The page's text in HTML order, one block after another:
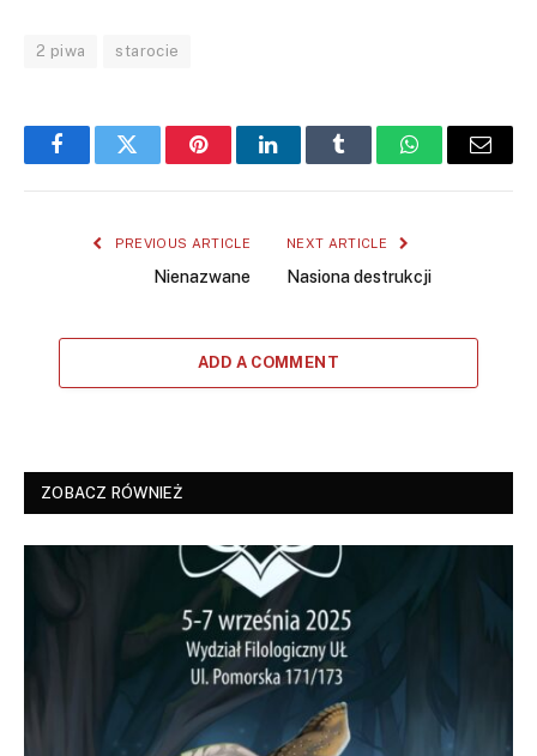
2 piwa starocie
FacebookTwitter PinterestLinkedInTumblr WhatsAppEmail
PREVIOUS ARTICLE
Nienazwane
NEXT ARTICLE
Nasiona destrukcji
ADD A COMMENT
ZOBACZ RÓWNIEŻ